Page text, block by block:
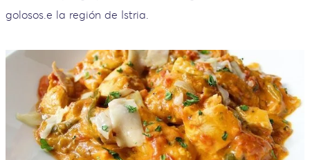
golosos.e la región de Istria.